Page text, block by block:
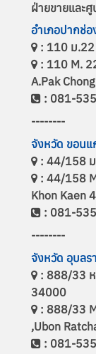
ฝ่ายขายและ
อำเภอปากช่
: 110 ม
: 110 M.
A.Pak Chong
: 081-
--------
จังหวัด ขอนแ
: 44/158
: 44/158
Khon Kaen
: 081-
--------
จังหวัด อุบลร
: 888/33 ห
34000
: 888/33
,Ubon
: 081-